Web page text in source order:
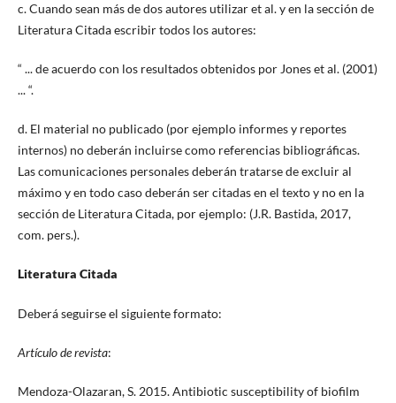
c. Cuando sean más de dos autores utilizar et al. y en la sección de
Literatura Citada escribir todos los autores:
“ ... de acuerdo con los resultados obtenidos por Jones et al. (2001)
... “.
d. El material no publicado (por ejemplo informes y reportes
internos) no deberán incluirse como referencias bibliográficas.
Las comunicaciones personales deberán tratarse de excluir al
máximo y en todo caso deberán ser citadas en el texto y no en la
sección de Literatura Citada, por ejemplo: (J.R. Bastida, 2017,
com. pers.).
Literatura Citada
Deberá seguirse el siguiente formato:
Artículo de revista:
Mendoza-Olazaran, S. 2015. Antibiotic susceptibility of biofilm